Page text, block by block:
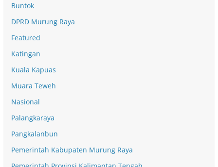
Buntok
DPRD Murung Raya
Featured
Katingan
Kuala Kapuas
Muara Teweh
Nasional
Palangkaraya
Pangkalanbun
Pemerintah Kabupaten Murung Raya